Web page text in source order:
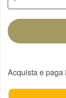
Acquista e paga